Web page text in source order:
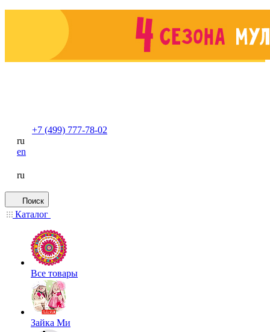
+7 (499) 777-78-02
ru
en
ru
Поиск
Каталог
Все товары
Зайка Ми